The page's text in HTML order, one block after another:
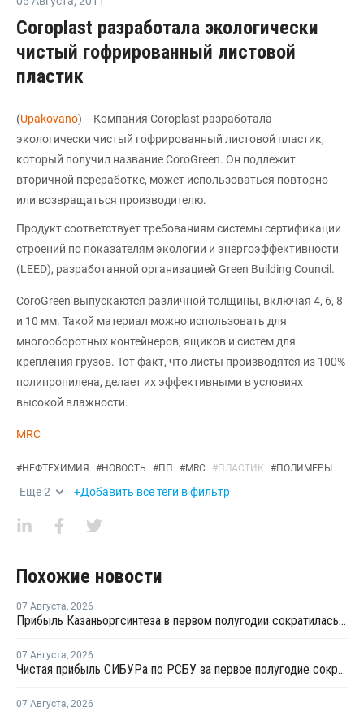
Coroplast разработала экологически
чистый гофрированный листовой
пластик
(Upakovano) -- Компания Coroplast разработала
экологически чистый гофрированный листовой пластик,
который получил название CoroGreen. Он подлежит
вторичной переработке, может использоваться повторно
или возвращаться производителю.
Продукт соответствует требованиям системы сертификации
строений по показателям экологии и энергоэффективности
(LEED), разработанной организацией Green Building Council.
CoroGreen выпускаются различной толщины, включая 4, 6, 8
и 10 мм. Такой материал можно использовать для
многооборотных контейнеров, ящиков и систем для
крепления грузов. Тот факт, что листы производятся из 100%
полипропилена, делает их эффективными в условиях
высокой влажности.
MRC
#НЕФТЕХИМИЯ #НОВОСТЬ #ПП #MRC #ПЛАСТИК #ПОЛИМЕРЫ
Еще2 +Добавить все теги в фильтр
Похожие новости
07 Августа, 2026
Прибыль Казаньоргсинтеза в первом полугодии сократилась более чем в 2 раза
07 Августа, 2026
Чистая прибыль СИБУРа по РСБУ за первое полугодие сократилась в 3,6 раза
07 Августа, 2026